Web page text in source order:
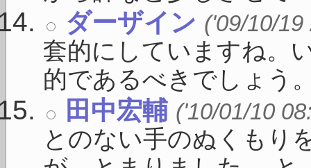
ダーザイン ('09/10/19
套的にしていますね。
的であるべきでしょう
田中宏輔 ('10/01/10
とのない手のぬくもり